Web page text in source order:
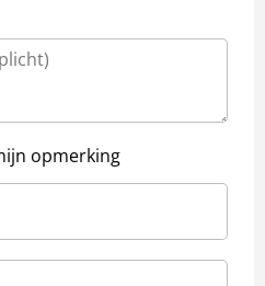
opmerking